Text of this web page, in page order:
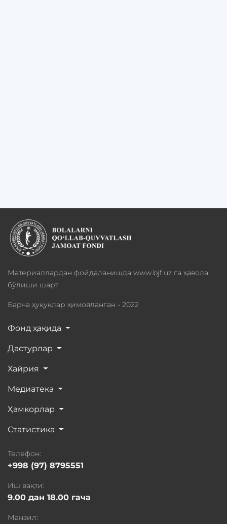
Материаллардан фойдаланишда www.bjf.uz га ҳавола
бўлиши шарт
Барча ҳуқуқлар ҳимояланган - 2022
Фонд ҳақида
Дастурлар
Хайрия
Медиатека
Ҳамкорлар
Статистика
Телефон:
+998 (97) 8795551
Иш вақти:
9.00 дан 18.00 гача
Манзил: